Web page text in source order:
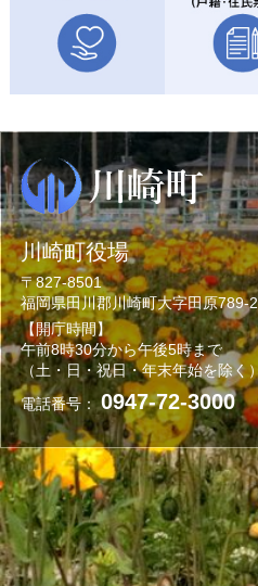
川崎町役場
〒827-8501
福岡県田川郡川崎町大字田原789-2
【開庁時間】
午前8時30分から午後5時まで
（土・日・祝日・年末年始を除く）
電話番号：0947-72-3000